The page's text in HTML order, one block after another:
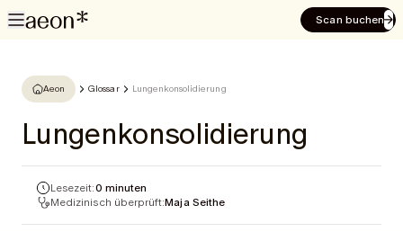
Scan buchen
Aeon Glossar Lungenkonsolidierung
Lungenkonsolidierung
Lesezeit:0 minuten
Medizinisch überprüft:Maja Seithe